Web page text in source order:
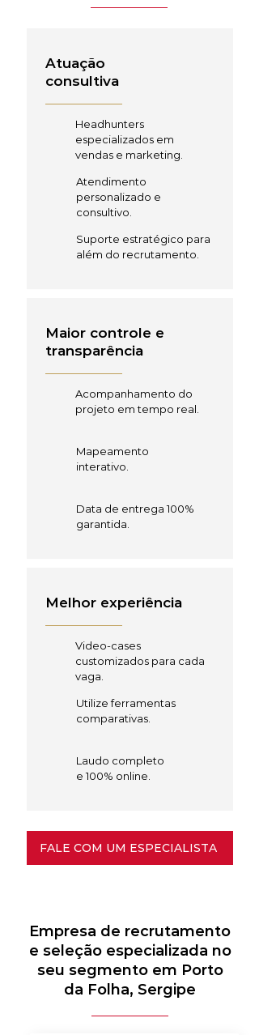
Atuação
consultiva
Headhunters
especializados em
vendas e marketing.
Atendimento
personalizado e
consultivo.
Suporte estratégico para
além do recrutamento.
Maior controle e
transparência
Acompanhamento do
projeto em tempo real.
Mapeamento
interativo.
Data de entrega 100%
garantida.
Melhor experiência
Video-cases
customizados para cada
vaga.
Utilize ferramentas
comparativas.
Laudo completo
e 100% online.
FALE COM UM ESPECIALISTA
Empresa de recrutamento
e seleção especializada no
seu segmento em Porto
da Folha, Sergipe